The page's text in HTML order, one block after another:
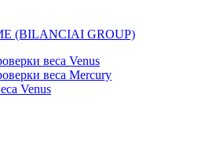
(BILANCIAI GROUP)
веса Venus
веса Mercury
Venus